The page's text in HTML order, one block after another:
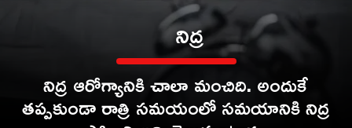
నిద్ర ఆరోగ్యానికి చాలా మంచిది. అందుకే
తప్పకుండా రాత్రి సమయంలో సమయానికి నిద్ర
నిద్ర